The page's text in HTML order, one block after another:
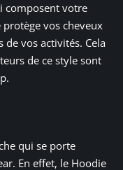
composent votre
protège vos cheveux
de vos activités. Cela
de ce style sont
qui se porte
En effet, le Hoodie